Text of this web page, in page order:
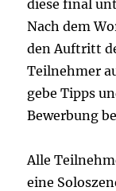
diese final
Nach dem
den Auftritt
Teilnehmer
gebe Tipps
Bewerbung
Alle
eine